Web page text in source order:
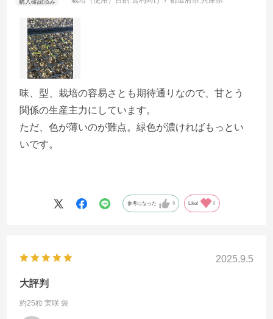
味、型、栽培の容易さとも期待通りなので、甘とう
関係の生産主力にしています。
ただ、色が薄いのが難点。緑色が濃ければもっとい
いです。
参考になった 0 Like! 0
2025.9.5
大評判
約25粒 実咲 袋